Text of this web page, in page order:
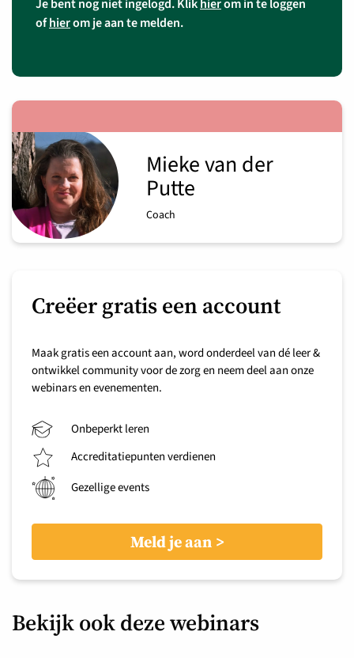
Je bent nog niet ingelogd. Klikhierom in te loggen
ofhierom je aan te melden.
Mieke van der
Putte
Coach
Creëer gratis een account
Maak gratis een account aan, word onderdeel van dé leer &
ontwikkel community voor de zorg en neem deel aan onze
webinars en evenementen.
Onbeperkt leren
Accreditatiepunten verdienen
Gezellige events
Meld je aan
Bekijk ook deze webinars